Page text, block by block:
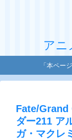
アニ
「本ペー
Fate/Grand
ダー211 ア
ガ・マクレ